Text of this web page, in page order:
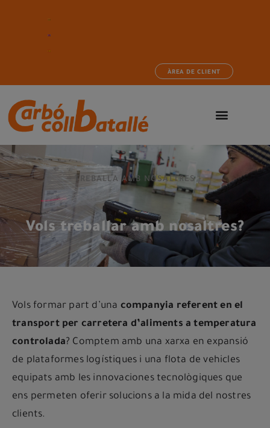
ÀREA DE CLIENT
- TREBALLA AMB NOSALTRES -
Vols treballar amb nosaltres?
Vols formar part d’una companyia referent en el
transport per carretera d’aliments a temperatura
controlada? Comptem amb una xarxa en expansió
de plataformes logístiques i una flota de vehicles
equipats amb les innovaciones tecnològiques que
ens permeten oferir solucions a la mida del nostres
clients.